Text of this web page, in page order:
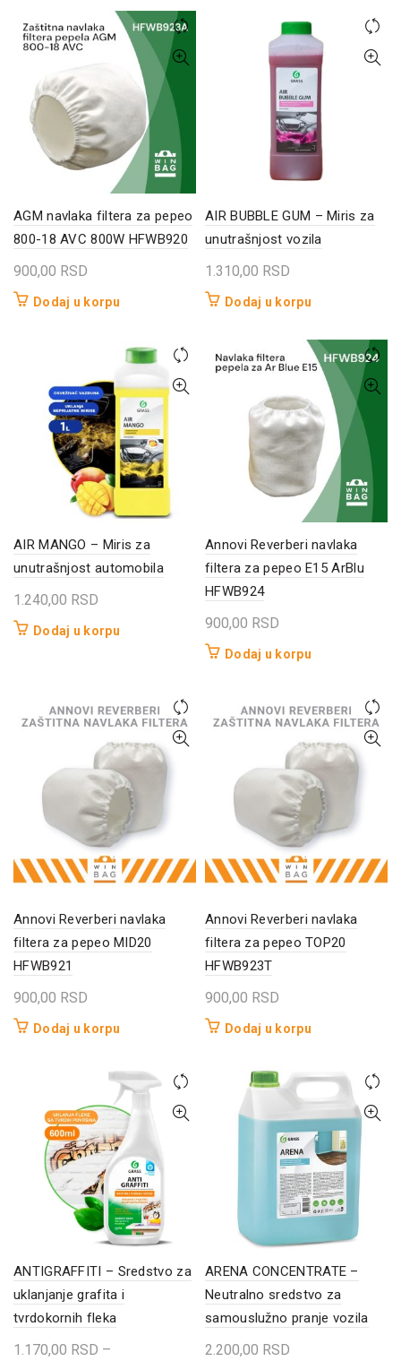
AGM navlaka filtera za pepeo
800-18 AVC 800W HFWB920
900,00 RSD
Dodaj u korpu
AIR BUBBLE GUM – Miris za
unutrašnjost vozila
1.310,00 RSD
Dodaj u korpu
AIR MANGO – Miris za
unutrašnjost automobila
1.240,00 RSD
Dodaj u korpu
Annovi Reverberi navlaka
filtera za pepeo E15 ArBlu
HFWB924
900,00 RSD
Dodaj u korpu
Annovi Reverberi navlaka
filtera za pepeo MID20
HFWB921
900,00 RSD
Dodaj u korpu
Annovi Reverberi navlaka
filtera za pepeo TOP20
HFWB923T
900,00 RSD
Dodaj u korpu
ANTIGRAFFITI – Sredstvo za
uklanjanje grafita i
tvrdokornih fleka
1.170,00 RSD –
ARENA CONCENTRATE –
Neutralno sredstvo za
samouslužno pranje vozila
2.200,00 RSD